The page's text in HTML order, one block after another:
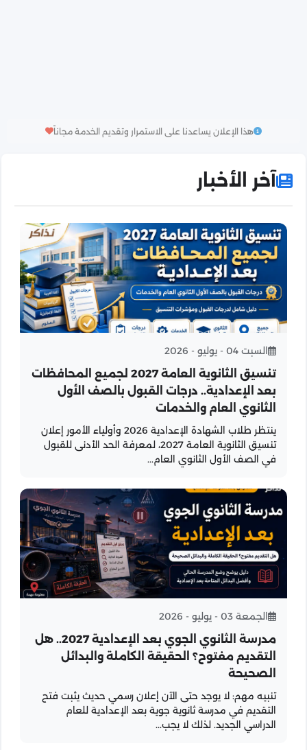
هذا الإعلان يساعدنا على الاستمرار وتقديم الخدمة مجاناً
آخر الأخبار
السبت 04 - يوليو - 2026
تنسيق الثانوية العامة 2027 لجميع المحافظات
بعد الإعدادية.. درجات القبول بالصف الأول
الثانوي العام والخدمات
ينتظر طلاب الشهادة الإعدادية 2026 وأولياء الأمور إعلان
تنسيق الثانوية العامة 2027، لمعرفة الحد الأدنى للقبول
في الصف الأول الثانوي العام...
الجمعة 03 - يوليو - 2026
مدرسة الثانوي الجوي بعد الإعدادية 2027.. هل
التقديم مفتوح؟ الحقيقة الكاملة والبدائل
الصحيحة
تنبيه مهم: لا يوجد حتى الآن إعلان رسمي حديث يثبت فتح
التقديم في مدرسة ثانوية جوية بعد الإعدادية للعام
الدراسي الجديد. لذلك لا يجب...